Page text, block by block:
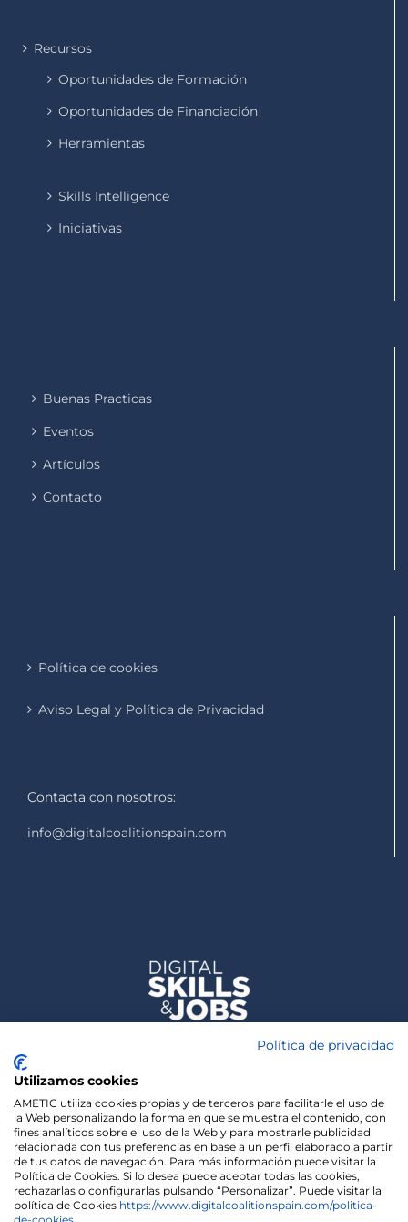
Recursos
Oportunidades de Formación
Oportunidades de Financiación
Herramientas
Skills Intelligence
Iniciativas
Buenas Practicas
Eventos
Artículos
Contacto
Política de cookies
Aviso Legal y Política de Privacidad
Contacta con nosotros:
info@digitalcoalitionspain.com
Política de privacidad
Utilizamos cookies
AMETIC utiliza cookies propias y de terceros para facilitarle el uso de
la Web personalizando la forma en que se muestra el contenido, con
fines analíticos sobre el uso de la Web y para mostrarle publicidad
relacionada con tus preferencias en base a un perfil elaborado a partir
de tus datos de navegación. Para más información puede visitar la
Política de Cookies. Si lo desea puede aceptar todas las cookies,
rechazarlas o configurarlas pulsando “Personalizar”. Puede visitar la
política de Cookies https://www.digitalcoalitionspain.com/politica-